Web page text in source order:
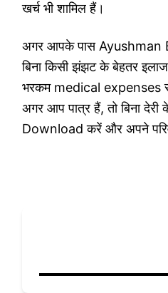
खर्च भी शामिल हैं।
अगर आपके पास Ayushman
बिना किसी झंझट के बेहतर
भरकम medical expenses
अगर आप पात्र हैं, तो बिना
Download करें और अपने